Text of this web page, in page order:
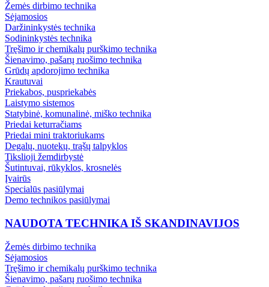
Žemės dirbimo technika
Sėjamosios
Daržininkystės technika
Sodininkystės technika
Tręšimo ir chemikalų purškimo technika
Šienavimo, pašarų ruošimo technika
Grūdų apdorojimo technika
Krautuvai
Priekabos, puspriekabės
Laistymo sistemos
Statybinė, komunalinė, miško technika
Priedai keturračiams
Priedai mini traktoriukams
Degalų, nuotekų, trąšų talpyklos
Tikslioji žemdirbystė
Šutintuvai, rūkyklos, krosnelės
Įvairūs
Specialūs pasiūlymai
Demo technikos pasiūlymai
NAUDOTA TECHNIKA IŠ SKANDINAVIJOS
Žemės dirbimo technika
Sėjamosios
Tręšimo ir chemikalų purškimo technika
Šienavimo, pašarų ruošimo technika